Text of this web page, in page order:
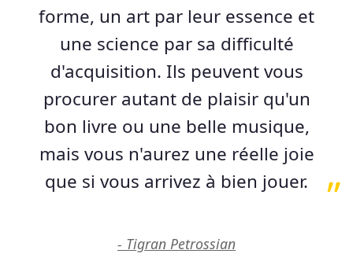
forme, un art par leur essence et
une science par sa difficulté
d'acquisition. Ils peuvent vous
procurer autant de plaisir qu'un
bon livre ou une belle musique,
mais vous n'aurez une réelle joie
que si vous arrivez à bien jouer.
- Tigran Petrossian